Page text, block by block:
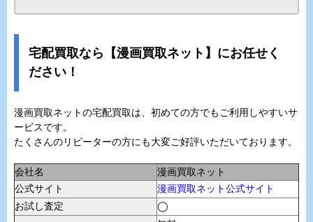
宅配買取なら【漫画買取ネット】にお任せく
ださい！
漫画買取ネットの宅配買取は、初めての方でもご利用しやすいサ
ービスです。
たくさんのリピーターの方にも大変ご好評いただいております。
会社名
漫画買取ネット
公式サイト
漫画買取ネット公式サイト
お試し査定
◯